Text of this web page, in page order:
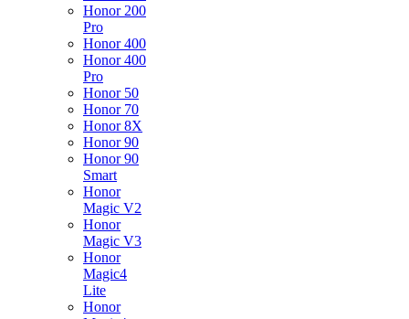
Honor 200
Pro
Honor 400
Honor 400
Pro
Honor 50
Honor 70
Honor 8X
Honor 90
Honor 90
Smart
Honor
Magic V2
Honor
Magic V3
Honor
Magic4
Lite
Honor